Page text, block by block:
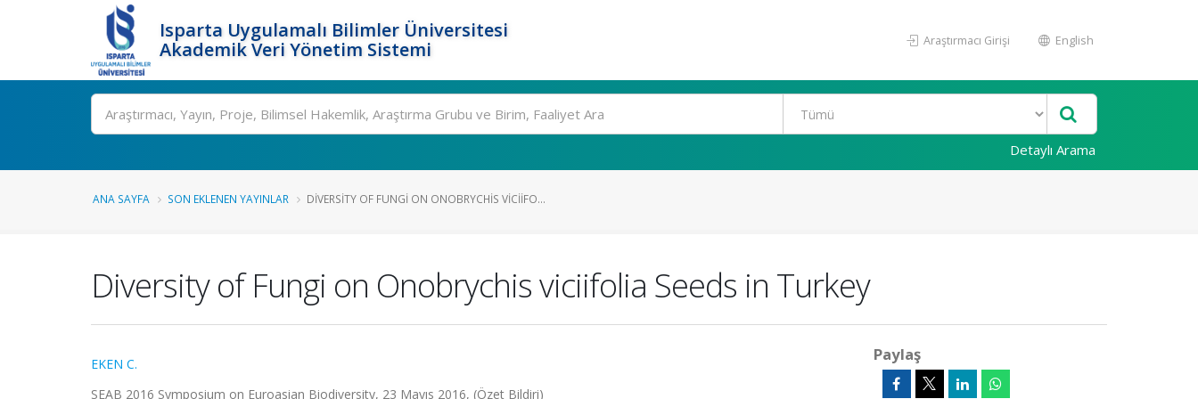
Isparta Uygulamalı Bilimler Üniversitesi
Akademik Veri Yönetim Sistemi
Araştırmacı Girişi English
Ara
Detaylı Arama
ANA SAYFA SON EKLENEN YAYINLAR DIVERSITY OF FUNGI ON ONOBRYCHIS VICIIFO...
Diversity of Fungi on Onobrychis viciifolia Seeds in Turkey
EKEN C.
SEAB 2016 Symposium on Euroasian Biodiversity, 23 Mayıs 2016, (Özet Bildiri)
Paylaş